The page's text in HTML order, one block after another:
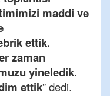
maddi ve
ettik.
zaman
yineledik.
ettik” dedi.